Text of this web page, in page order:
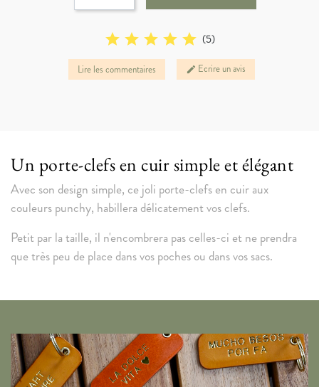
star star star star star (5)
Lire les commentaires edit Ecrire un avis
Un porte-clefs en cuir simple et élégant
Avec son design simple, ce joli porte-clefs en cuir aux
couleurs punchy, habillera délicatement vos clefs.
Petit par la taille, il n'encombrera pas celles-ci et ne prendra
que très peu de place dans vos poches ou dans vos sacs.